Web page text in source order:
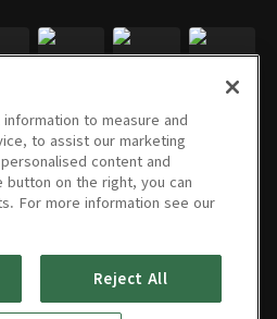
49회 50회 51회
to measure and
to assist our marketing
content and
button on the right, you can
For more information see our
Reject All